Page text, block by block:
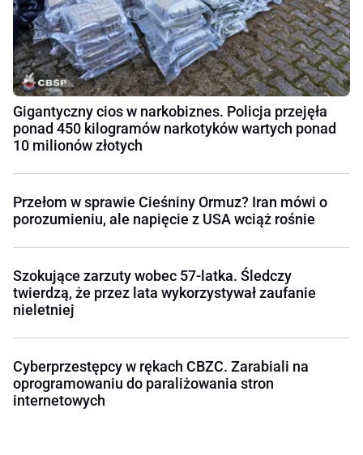
Gigantyczny cios w narkobiznes. Policja przejęła
ponad 450 kilogramów narkotyków wartych ponad
10 milionów złotych
Przełom w sprawie Cieśniny Ormuz? Iran mówi o
porozumieniu, ale napięcie z USA wciąż rośnie
Szokujące zarzuty wobec 57-latka. Śledczy
twierdzą, że przez lata wykorzystywał zaufanie
nieletniej
Cyberprzestępcy w rękach CBZC. Zarabiali na
oprogramowaniu do paraliżowania stron
internetowych